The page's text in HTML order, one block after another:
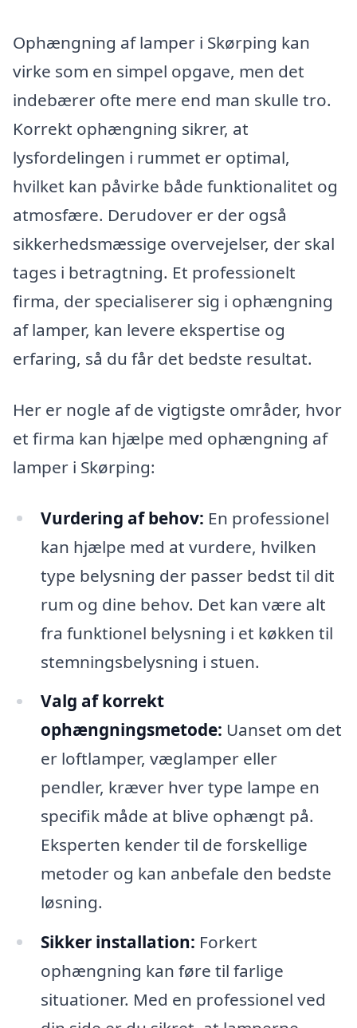
Ophængning af lamper i Skørping kan
virke som en simpel opgave, men det
indebærer ofte mere end man skulle tro.
Korrekt ophængning sikrer, at
lysfordelingen i rummet er optimal,
hvilket kan påvirke både funktionalitet og
atmosfære. Derudover er der også
sikkerhedsmæssige overvejelser, der skal
tages i betragtning. Et professionelt
firma, der specialiserer sig i ophængning
af lamper, kan levere ekspertise og
erfaring, så du får det bedste resultat.
Her er nogle af de vigtigste områder, hvor
et firma kan hjælpe med ophængning af
lamper i Skørping:
Vurdering af behov: En professionel
kan hjælpe med at vurdere, hvilken
type belysning der passer bedst til dit
rum og dine behov. Det kan være alt
fra funktionel belysning i et køkken til
stemningsbelysning i stuen.
Valg af korrekt
ophængningsmetode: Uanset om det
er loftlamper, væglamper eller
pendler, kræver hver type lampe en
specifik måde at blive ophængt på.
Eksperten kender til de forskellige
metoder og kan anbefale den bedste
løsning.
Sikker installation: Forkert
ophængning kan føre til farlige
situationer. Med en professionel ved